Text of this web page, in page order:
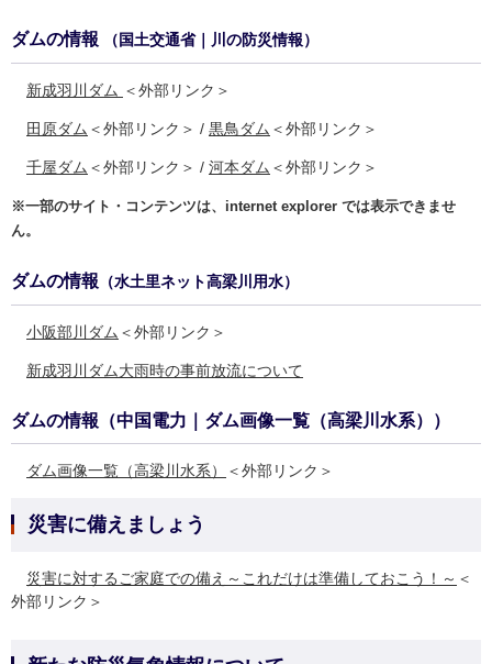
ダムの情報 （国土交通省｜川の防災情報）
新成羽川ダム ＜外部リンク＞
田原ダム ＜外部リンク＞ / 黒鳥ダム ＜外部リンク＞
千屋ダム ＜外部リンク＞ / 河本ダム ＜外部リンク＞
※一部のサイト・コンテンツは、internet explorer では表示できませ
ん。
ダムの情報 （水土里ネット高梁川用水）
小阪部川ダム ＜外部リンク＞
新成羽川ダム大雨時の事前放流について​
ダムの情報（中国電力｜ダム画像一覧（高梁川水系））
ダム画像一覧（高梁川水系） ＜外部リンク＞
災害に備えましょう
災害に対するご家庭での備え～これだけは準備しておこう！～ ＜
外部リンク＞